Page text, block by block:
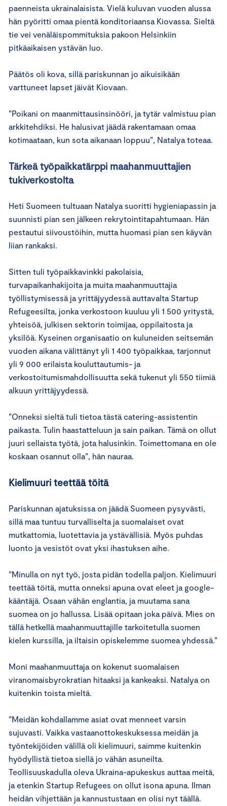
paenneista ukrainalaisista. Vielä kuluvan vuoden alussa
hän pyöritti omaa pientä konditoriaansa Kiovassa. Sieltä
tie vei venäläispommituksia pakoon Helsinkiin
pitkäaikaisen ystävän luo.
Päätös oli kova, sillä pariskunnan jo aikuisikään
varttuneet lapset jäivät Kiovaan.
”Poikani on maanmittausinsinööri, ja tytär valmistuu pian
arkkitehdiksi. He halusivat jäädä rakentamaan omaa
kotimaataan, kun sota aikanaan loppuu”, Natalya toteaa.
Tärkeä työpaikkatärppi maahanmuuttajien
tukiverkostolta
Heti Suomeen tultuaan Natalya suoritti hygieniapassin ja
suunnisti pian sen jälkeen rekrytointitapahtumaan. Hän
pestautui siivoustöihin, mutta huomasi pian sen käyvän
liian rankaksi.
Sitten tuli työpaikkavinkki pakolaisia,
turvapaikanhakijoita ja muita maahanmuuttajia
työllistymisessä ja yrittäjyydessä auttavalta Startup
Refugeesilta, jonka verkostoon kuuluu yli 1 500 yritystä,
yhteisöä, julkisen sektorin toimijaa, oppilaitosta ja
yksilöä. Kyseinen organisaatio on kuluneiden seitsemän
vuoden aikana välittänyt yli 1 400 työpaikkaa, tarjonnut
yli 9 000 erilaista kouluttautumis- ja
verkostoitumismahdollisuutta sekä tukenut yli 550 tiimiä
alkuun yrittäjyydessä.
”Onneksi sieltä tuli tietoa tästä catering-assistentin
paikasta. Tulin haastatteluun ja sain paikan. Tämä on ollut
juuri sellaista työtä, jota halusinkin. Toimettomana en ole
koskaan osannut olla”, hän nauraa.
Kielimuuri teettää töitä
Pariskunnan ajatuksissa on jäädä Suomeen pysyvästi,
sillä maa tuntuu turvalliselta ja suomalaiset ovat
mutkattomia, luotettavia ja ystävällisiä. Myös puhdas
luonto ja vesistöt ovat yksi ihastuksen aihe.
”Minulla on nyt työ, josta pidän todella paljon. Kielimuuri
teettää töitä, mutta onneksi apuna ovat eleet ja google-
kääntäjä. Osaan vähän englantia, ja muutama sana
suomea on jo hallussa. Lisää opitaan joka päivä. Mies on
tällä hetkellä maahanmuuttajille tarkoitetulla suomen
kielen kurssilla, ja iltaisin opiskelemme suomea yhdessä.”
Moni maahanmuuttaja on kokenut suomalaisen
viranomaisbyrokratian hitaaksi ja kankeaksi. Natalya on
kuitenkin toista mieltä.
”Meidän kohdallamme asiat ovat menneet varsin
sujuvasti. Vaikka vastaanottokeskuksessa meidän ja
työntekijöiden välillä oli kielimuuri, saimme kuitenkin
hyödyllistä tietoa siellä jo vähän asuneilta.
Teollisuuskadulla oleva Ukraina-apukeskus auttaa meitä,
ja etenkin Startup Refugees on ollut isona apuna. Ilman
heidän vihjettään ja kannustustaan en olisi nyt täällä.